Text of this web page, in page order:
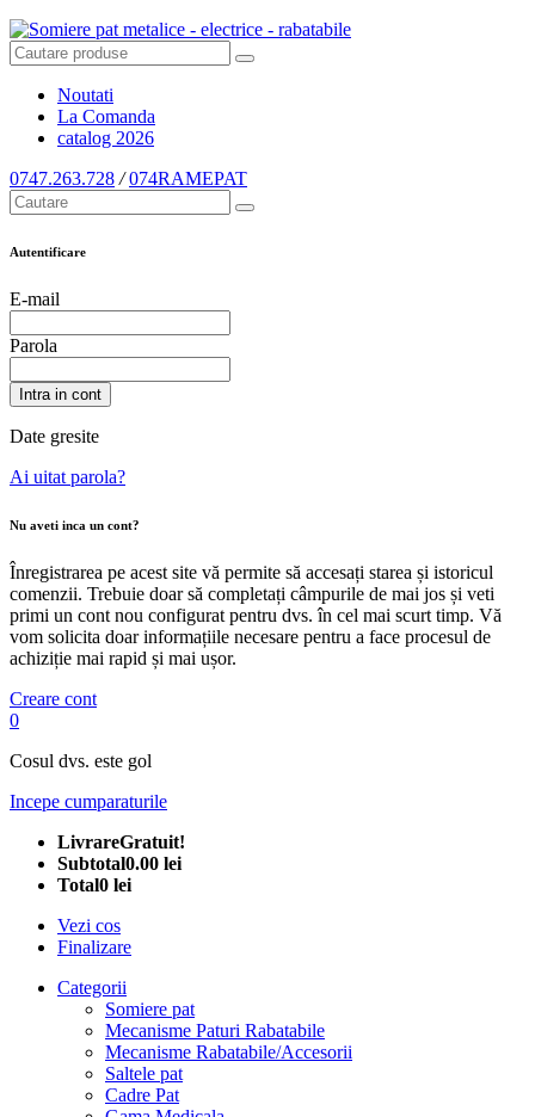
Noutati
La Comanda
catalog 2026
0747.263.728 / 074RAMEPAT
Autentificare
E-mail
Parola
Intra in cont
Date gresite
Ai uitat parola?
Nu aveti inca un cont?
Înregistrarea pe acest site vă permite să accesați starea și istoricul
comenzii. Trebuie doar să completați câmpurile de mai jos și veti
primi un cont nou configurat pentru dvs. în cel mai scurt timp. Vă
vom solicita doar informațiile necesare pentru a face procesul de
achiziție mai rapid și mai ușor.
Creare cont
0
Cosul dvs. este gol
Incepe cumparaturile
LivrareGratuit!
Subtotal0.00 lei
Total0 lei
Vezi cos
Finalizare
Categorii
Somiere pat
Mecanisme Paturi Rabatabile
Mecanisme Rabatabile/Accesorii
Saltele pat
Cadre Pat